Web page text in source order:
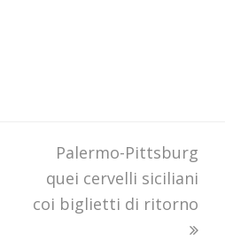
next
post:
Palermo-Pittsburg
quei cervelli siciliani
coi biglietti di ritorno